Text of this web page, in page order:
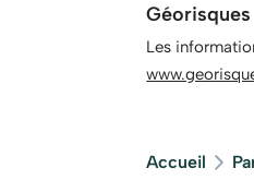
Géorisques
Les
Accueil